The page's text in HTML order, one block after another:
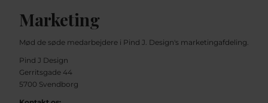
Marketing
Mød de søde medarbejdere i Pind J. Design's marketingafdeling.
Pind J Design
Gerritsgade 44
5700 Svendborg